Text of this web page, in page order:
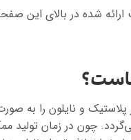
و نایلون را به
چون در زمان تولید